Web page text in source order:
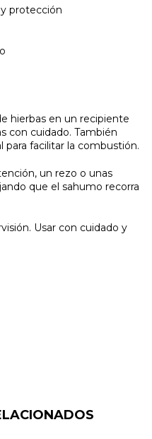
protección
hierbas en un recipiente
con cuidado. También
facilitar la combustión.
un rezo o unas
que el sahumo recorra
Usar con cuidado y